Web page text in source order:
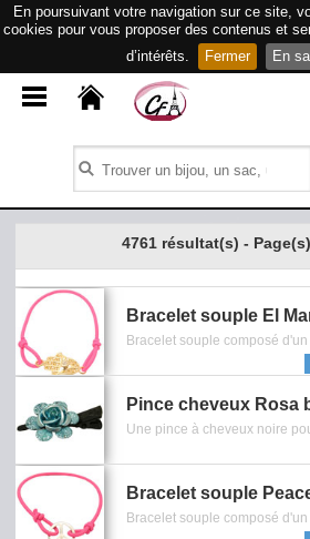
En poursuivant votre navigation sur ce site,
cookies pour vous proposer des contenus et
d’intérêts.
Fermer En
4761 résultat(s) -
Bracelet souple El
Pince cheveux Rosa
Bracelet souple